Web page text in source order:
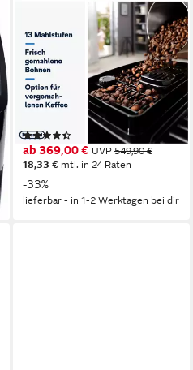
Kaffeevollautomat Start Milk
ECAM220.80.SB,
Milchkaraffe inklusive,
Perfekter Cappuccino
250 g Bohnenkapazität
15 bar Pumpendruck
Edelstahl Kegelmahlwerk Mahlwerk
ab 369,00 € UVP 549,90 €
18,33 € mtl. in 24 Raten
-33%
lieferbar - in 1-2 Werktagen bei dir